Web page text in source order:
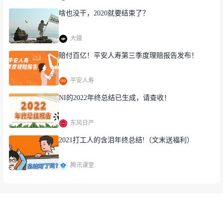
在年终总结之际，奥哲通过引导大家「点击消失+下
拉展开」2021数字化水平测试的答卷，借此宣传奥
哲取得的成绩。
交互对应编辑器组件/组合
编号：10406（组合）
04 科沃斯ECOVACS
啥也没干，2020就要结束了？
大疆
赔付百亿！平安人寿第三季度理赔报告发布！
平安人寿
NI的2022年终总结已生成，请查收！
东风日产
2021打工人的含泪年终总结!（文末送福利）
腾讯课堂